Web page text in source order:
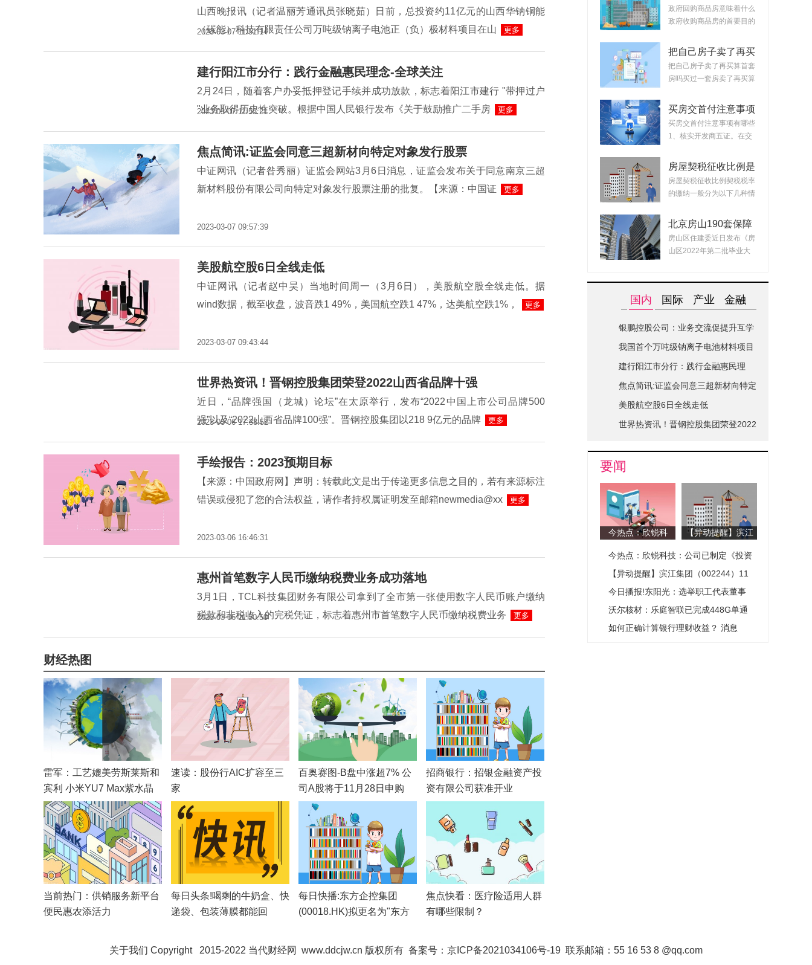
山西晚报讯（记者温丽芳通讯员张晓茹）日前，总投资约11亿元的山西华钠铜能
（碳能）科技有限责任公司万吨级钠离子电池正（负）极材料项目在山
更多
2023-03-07 11:51:14
建行阳江市分行：践行金融惠民理念-全球关注
2月24日，随着客户办妥抵押登记手续并成功放款，标志着阳江市建行 "带押过户
"业务取得历史性突破。根据中国人民银行发布《关于鼓励推广二手房
更多
2023-03-07 11:53:21
焦点简讯:证监会同意三超新材向特定对象发行股票
中证网讯（记者昝秀丽）证监会网站3月6日消息，证监会发布关于同意南京三超
新材料股份有限公司向特定对象发行股票注册的批复。【来源：中国证
更多
2023-03-07 09:57:39
美股航空股6日全线走低
中证网讯（记者赵中昊）当地时间周一（3月6日），美股航空股全线走低。据
wind数据，截至收盘，波音跌1 49%，美国航空跌1 47%，达美航空跌1%，
更多
2023-03-07 09:43:44
世界热资讯！晋钢控股集团荣登2022山西省品牌十强
近日，“品牌强国（龙城）论坛”在太原举行，发布“2022中国上市公司品牌500
强”以及“2022山西省品牌100强”。晋钢控股集团以218 9亿元的品牌
更多
2023-03-06 17:38:52
手绘报告：2023预期目标
【来源：中国政府网】声明：转载此文是出于传递更多信息之目的，若有来源标注
错误或侵犯了您的合法权益，请作者持权属证明发至邮箱newmedia@xx
更多
2023-03-06 16:46:31
惠州首笔数字人民币缴纳税费业务成功落地
3月1日，TCL科技集团财务有限公司拿到了全市第一张使用数字人民币账户缴纳
税款和非税收入的完税凭证，标志着惠州市首笔数字人民币缴纳税费业务
更多
2023-03-06 11:50:50
财经热图
雷军：工艺媲美劳斯莱斯和
宾利 小米YU7 Max紫水晶
实车来了-今日看点
速读：股份行AIC扩容至三
家
百奥赛图-B盘中涨超7% 公
司A股将于11月28日申购
招商银行：招银金融资产投
资有限公司获准开业
当前热门：供销服务新平台
便民惠农添活力
每日头条!喝剩的牛奶盒、快
递袋、包装薄膜都能回
投放一年，3.5万人参与减
碳超千吨
每日快播:东方企控集团
(00018.HK)拟更名为"东方
焦点快看：医疗险适用人群
有哪些限制？
着什么？政府回购安
置房价格如何定？
政府回购商品房意味着什么
政府收购商品房的首要目的
把自己房子卖了再买
算首套房吗？把房子
卖掉再买房子算二套
把自己房子卖了再买算首套
房吗买过一套房卖了再买算
买房交首付注意事项
有哪些？买房交完首
付款后接下来的流程
买房交首付注意事项有哪些
1、核实开发商五证。在交
房屋契税征收比例是
什么？ 2022房产契
税最新政策
房屋契税征收比例契税税率
的缴纳一般分为以下几种情
北京房山190套保障
租赁房面向毕业生配
租 房源均为精装交
房山区住建委近日发布《房
山区2022年第二批毕业大
国内 国际 产业 金融
银鹏控股公司：业务交流促提升互学
互鉴共进步|世界简讯
我国首个万吨级钠离子电池材料项目
在山西综改区开建
建行阳江市分行：践行金融惠民理
念-全球关注
焦点简讯:证监会同意三超新材向特定
对象发行股票的注册申请
美股航空股6日全线走低
世界热资讯！晋钢控股集团荣登2022
要闻
今热点：欣锐科
《投资者关系管理
制度》《特定对象
来访接待制度》，
公司可安排特定对
象现场参观、座谈
沟通，并会合理妥
【异动提醒】滨江
11月26日13点37
分创60日新低|热
今热点：欣锐科技：公司已制定《投资
者关系管理制度》《特定对象来访接待
制度》，公司可安排特定对象现场参
观、座谈沟通，并会合理妥善安排活动
【异动提醒】滨江集团（002244）11
月26日13点37分创60日新低|热点
今日播报!东阳光：选举职工代表董事
沃尔核材：乐庭智联已完成448G单通
道高速通信线样品的开发工作 已交给重
如何正确计算银行理财收益？ 消息
关于我们 Copyright 2015-2022 当代财经网 www.ddcjw.cn 版权所有 备案号： 京ICP备2021034106号-19 联系邮箱：55 16 53 8 @qq.com